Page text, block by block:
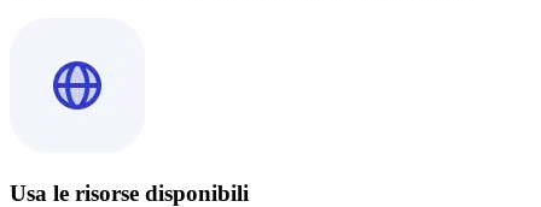
Usa le risorse disponibili